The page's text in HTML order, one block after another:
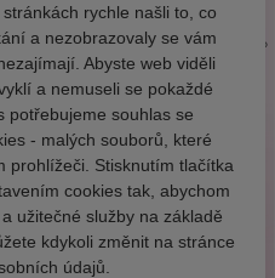
rychle našli to, co
a nezobrazovaly se vám
Abyste web viděli
a nemuseli se pokaždé
potřebujeme souhlas se
- malých souborů, které
prohlížeči. Stisknutím tlačítka
cookies tak, abychom
užitečné služby na základě
kdykoli změnit na stránce
údajů.